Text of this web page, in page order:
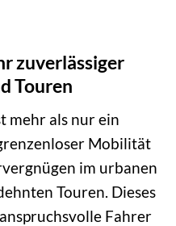
zuverlässiger
Touren
mehr als nur ein
Mobilität
im urbanen
Touren. Dieses
Fahrer